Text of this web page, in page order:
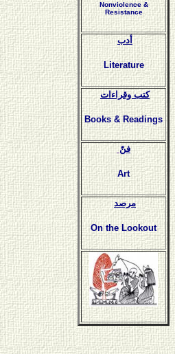
Nonviolence &
Resistance
أدب
Literature
كتب وقراءات
Books & Readings
فنّ
Art
مرصد
On the Lookout